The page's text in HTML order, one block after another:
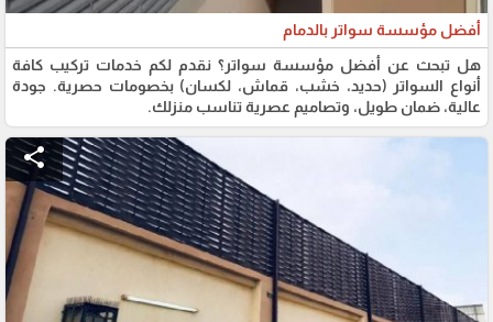
أفضل مؤسسة سواتر بالدمام
هل تبحث عن أفضل مؤسسة سواتر؟ نقدم لكم خدمات تركيب كافة
أنواع السواتر (حديد، خشب، قماش، لكسان) بخصومات حصرية. جودة
عالية، ضمان طويل، وتصاميم عصرية تناسب منزلك.
share